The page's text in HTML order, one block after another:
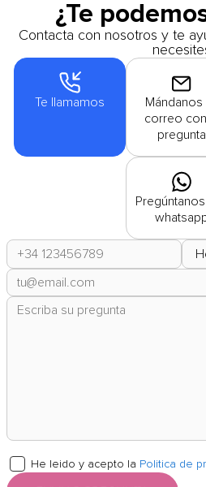
¿Te
Contacta con nosotros y te
Te llamamos
Mándanos
correo
pregunta
He leido y acepto la Politica de